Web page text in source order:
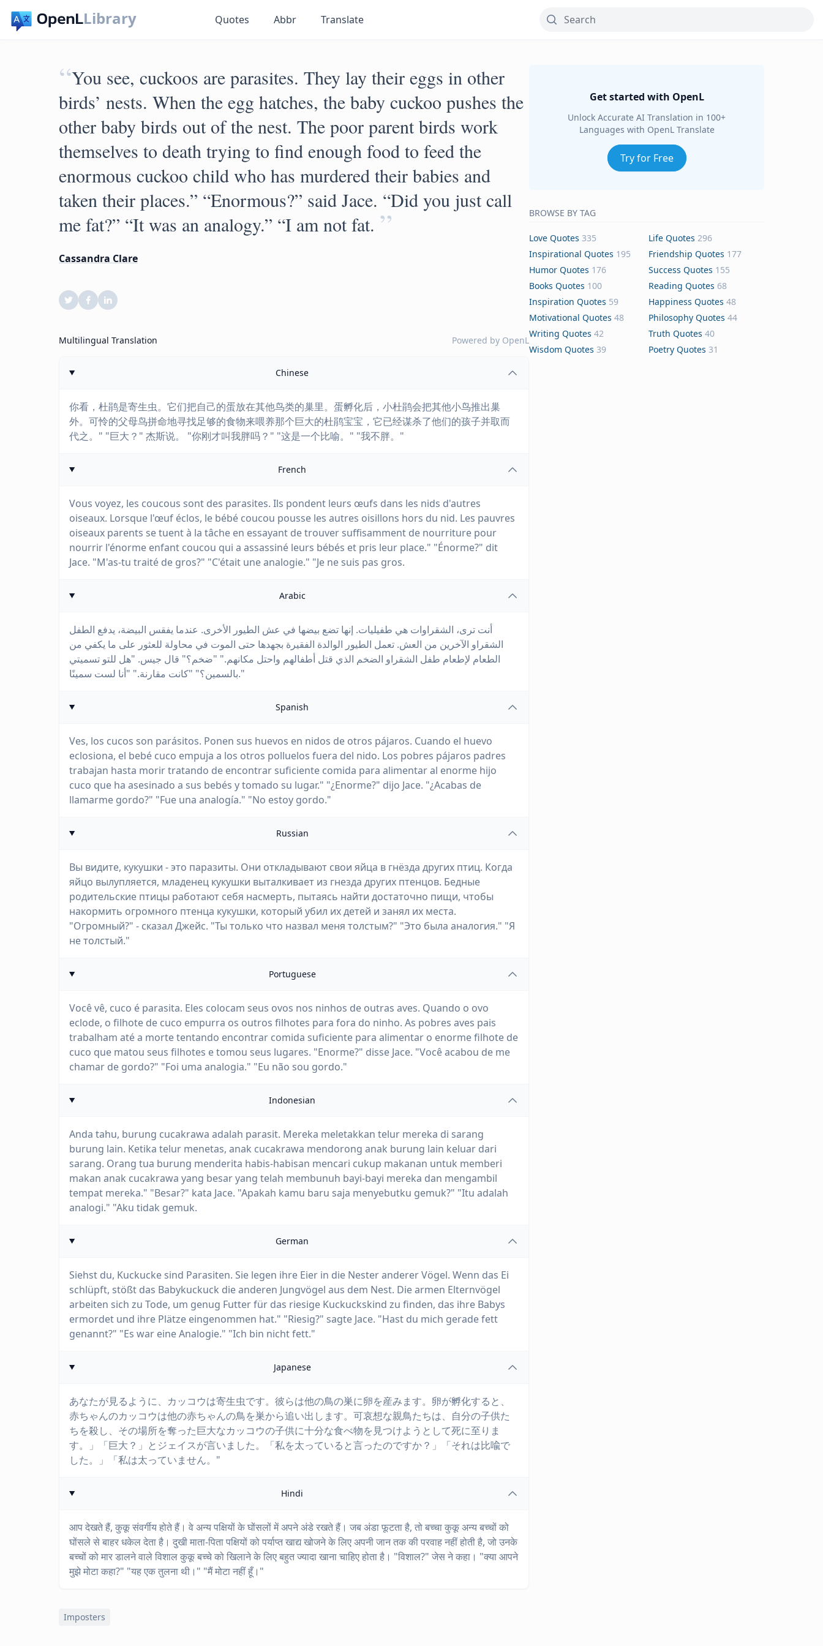
Library Quotes Abbr Translate
“You see, cuckoos are parasites. They lay their eggs in other
birds’ nests. When the egg hatches, the baby cuckoo pushes the
other baby birds out of the nest. The poor parent birds work
themselves to death trying to find enough food to feed the
enormous cuckoo child who has murdered their babies and
taken their places.” “Enormous?” said Jace. “Did you just call
me fat?” “It was an analogy.” “I am not fat. ”
Cassandra Clare
Multilingual Translation Powered by OpenL
Chinese
你看，杜鹃是寄生虫。它们把自己的蛋放在其他鸟类的巢里。蛋孵化后，小杜鹃会把其他小鸟推出巢
外。可怜的父母鸟拼命地寻找足够的食物来喂养那个巨大的杜鹃宝宝，它已经谋杀了他们的孩子并取而
代之。" "巨大？" 杰斯说。 "你刚才叫我胖吗？" "这是一个比喻。" "我不胖。"
French
Vous voyez, les coucous sont des parasites. Ils pondent leurs œufs dans les nids d'autres
oiseaux. Lorsque l'œuf éclos, le bébé coucou pousse les autres oisillons hors du nid. Les pauvres
oiseaux parents se tuent à la tâche en essayant de trouver suffisamment de nourriture pour
nourrir l'énorme enfant coucou qui a assassiné leurs bébés et pris leur place." "Énorme?" dit
Jace. "M'as-tu traité de gros?" "C'était une analogie." "Je ne suis pas gros.
Arabic
أنت ترى، الشقراوات هي طفيليات. إنها تضع بيضها في عش الطيور الأخرى. عندما يفقس البيضة، يدفع الطفل
الشقراو الآخرين من العش. تعمل الطيور الوالدة الفقيرة بجهدها حتى الموت في محاولة للعثور على ما يكفي من
الطعام لإطعام طفل الشقراو الضخم الذي قتل أطفالهم واحتل مكانهم." "ضخم؟" قال جيس. "هل للتو تسميتي
بالسمين؟" "كانت مقارنة." "أنا لست سمينًا."
Spanish
Ves, los cucos son parásitos. Ponen sus huevos en nidos de otros pájaros. Cuando el huevo
eclosiona, el bebé cuco empuja a los otros polluelos fuera del nido. Los pobres pájaros padres
trabajan hasta morir tratando de encontrar suficiente comida para alimentar al enorme hijo
cuco que ha asesinado a sus bebés y tomado su lugar." "¿Enorme?" dijo Jace. "¿Acabas de
llamarme gordo?" "Fue una analogía." "No estoy gordo."
Russian
Вы видите, кукушки - это паразиты. Они откладывают свои яйца в гнёзда других птиц. Когда
яйцо вылупляется, младенец кукушки выталкивает из гнезда других птенцов. Бедные
родительские птицы работают себя насмерть, пытаясь найти достаточно пищи, чтобы
накормить огромного птенца кукушки, который убил их детей и занял их места.
"Огромный?" - сказал Джейс. "Ты только что назвал меня толстым?" "Это была аналогия." "Я
не толстый."
Portuguese
Você vê, cuco é parasita. Eles colocam seus ovos nos ninhos de outras aves. Quando o ovo
eclode, o filhote de cuco empurra os outros filhotes para fora do ninho. As pobres aves pais
trabalham até a morte tentando encontrar comida suficiente para alimentar o enorme filhote de
cuco que matou seus filhotes e tomou seus lugares. "Enorme?" disse Jace. "Você acabou de me
chamar de gordo?" "Foi uma analogia." "Eu não sou gordo."
Indonesian
Anda tahu, burung cucakrawa adalah parasit. Mereka meletakkan telur mereka di sarang
burung lain. Ketika telur menetas, anak cucakrawa mendorong anak burung lain keluar dari
sarang. Orang tua burung menderita habis-habisan mencari cukup makanan untuk memberi
makan anak cucakrawa yang besar yang telah membunuh bayi-bayi mereka dan mengambil
tempat mereka." "Besar?" kata Jace. "Apakah kamu baru saja menyebutku gemuk?" "Itu adalah
analogi." "Aku tidak gemuk.
German
Siehst du, Kuckucke sind Parasiten. Sie legen ihre Eier in die Nester anderer Vögel. Wenn das Ei
schlüpft, stößt das Babykuckuck die anderen Jungvögel aus dem Nest. Die armen Elternvögel
arbeiten sich zu Tode, um genug Futter für das riesige Kuckuckskind zu finden, das ihre Babys
ermordet und ihre Plätze eingenommen hat." "Riesig?" sagte Jace. "Hast du mich gerade fett
genannt?" "Es war eine Analogie." "Ich bin nicht fett."
Japanese
あなたが見るように、カッコウは寄生虫です。彼らは他の鳥の巣に卵を産みます。卵が孵化すると、
赤ちゃんのカッコウは他の赤ちゃんの鳥を巣から追い出します。可哀想な親鳥たちは、自分の子供た
ちを殺し、その場所を奪った巨大なカッコウの子供に十分な食べ物を見つけようとして死に至りま
す。」「巨大？」とジェイスが言いました。「私を太っていると言ったのですか？」「それは比喩で
した。」「私は太っていません。"
Hindi
आप देखते हैं, कुकू संवर्गीय होते हैं। वे अन्य पक्षियों के घोंसलों में अपने अंडे रखते हैं। जब अंडा फूटता है, तो बच्चा कुकू अन्य बच्चों को
घोंसले से बाहर धकेल देता है। दुखी माता-पिता पक्षियों को पर्याप्त खाद्य खोजने के लिए अपनी जान तक की परवाह नहीं होती है, जो उनके
बच्चों को मार डालने वाले विशाल कुकू बच्चे को खिलाने के लिए बहुत ज्यादा खाना चाहिए होता है। "विशाल?" जेस ने कहा। "क्या आपने
मुझे मोटा कहा?" "यह एक तुलना थी।" "मैं मोटा नहीं हूँ।"
Imposters
Get started with OpenL
Unlock Accurate AI Translation in 100+
Languages with OpenL Translate
Try for Free
BROWSE BY TAG
Love Quotes 335 Life Quotes 296
Inspirational Quotes 195 Friendship Quotes 177
Humor Quotes 176 Success Quotes 155
Books Quotes 100 Reading Quotes 68
Inspiration Quotes 59 Happiness Quotes 48
Motivational Quotes 48 Philosophy Quotes 44
Writing Quotes 42 Truth Quotes 40
Wisdom Quotes 39 Poetry Quotes 31